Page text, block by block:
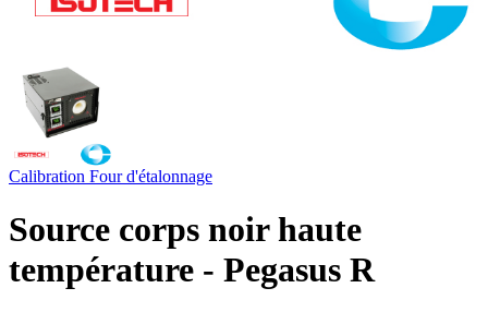
Calibration Four d'étalonnage
Source corps noir haute
température - Pegasus R